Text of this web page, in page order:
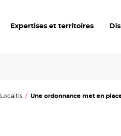
Expertises et territoires
Localtis Une ordonnance met en